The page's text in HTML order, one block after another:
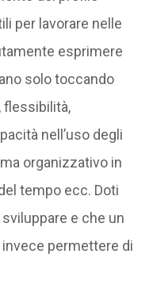
per lavorare nelle
esprimere
solo toccando
flessibilità,
nell’uso degli
organizzativo in
tempo ecc. Doti
e che un
permettere di